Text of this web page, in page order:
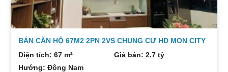
BÁN CĂN HỘ 67M2 2PN 2VS CHUNG CƯ HD MON CITY
Diện tích: 67 m²
Giá bán: 2.7 tỷ
Hướng: Đông Nam